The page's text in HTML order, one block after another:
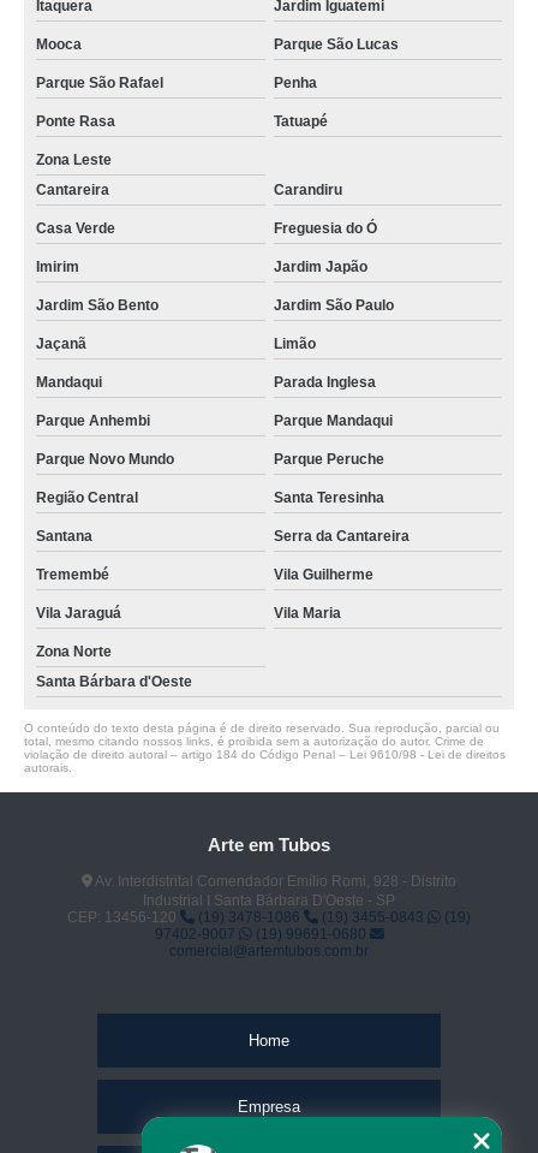
Itaquera Jardim Iguatemi
Mooca Parque São Lucas
Parque São Rafael Penha
Ponte Rasa Tatuapé
Zona Leste
Cantareira
Carandiru
Casa Verde Freguesia do Ó
Imirim Jardim Japão
Jardim São Bento Jardim São Paulo
Jaçanã Limão
Mandaqui Parada Inglesa
Parque Anhembi Parque Mandaqui
Parque Novo Mundo Parque Peruche
Região Central Santa Teresinha
Santana Serra da Cantareira
Tremembé Vila Guilherme
Vila Jaraguá Vila Maria
Zona Norte
Santa Bárbara d'Oeste
O conteúdo do texto desta página é de direito reservado. Sua reprodução, parcial ou
total, mesmo citando nossos links, é proibida sem a autorização do autor. Crime de
violação de direito autoral – artigo 184 do Código Penal – Lei 9610/98 - Lei de direitos
autorais
Arte em Tubos
Av. Interdistrital Comendador Emílio Romi, 928 - Distrito
Industrial I Santa Bárbara D'Oeste - SP
CEP: 13456-120
(19) 3478-1086 (19) 3455-0843
(19)
97402-9007
(19) 99691-0680
comercial@artemtubos.com.br
Home
Empresa